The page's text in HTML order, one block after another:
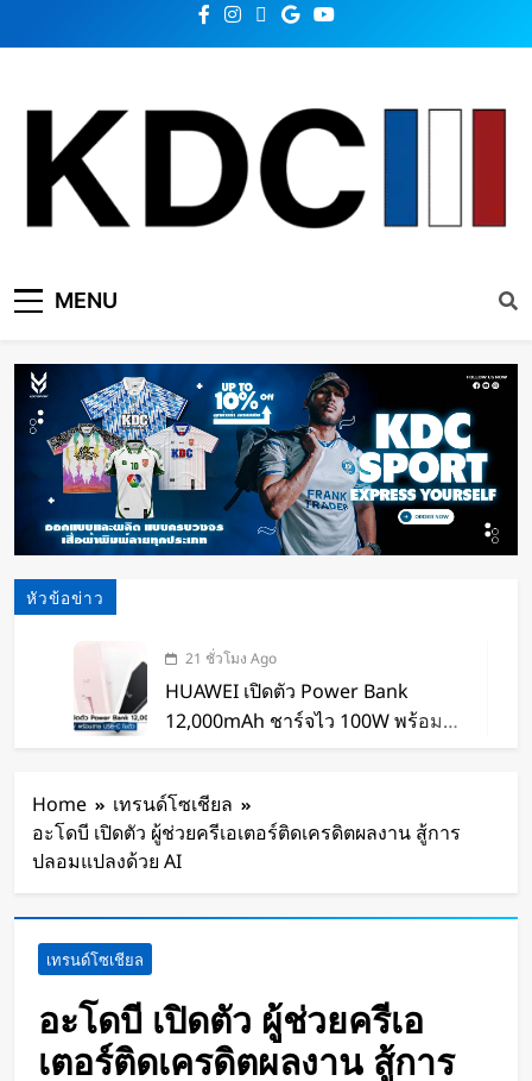
KDC SOLUTION | เคดีซี
โซลูชั่น
MENU
หัวข้อข่าว
21 ชั่วโมง Ago
HUAWEI เปิดตัว Power Bank
12,000mAh ชาร์จไว 100W พร้อม
จากโชว์เทคโนโลยีสู่การทำงานจริง
Center ลอยน้ำ ใช้พลังงานจากคลื่น
โมงค์ไฮบริด เจาะ-ระเบิดหิน เครื่อง
แรกของโลก
24 ชั่วโมง Ago
Google DeepMind เปิดตัว Weather
Home
เทรนด์โซเชียล
อะโดบี เปิดตัว ผู้ช่วยครีเอเตอร์ติดเครดิตผลงาน สู้การ
ปลอมแปลงด้วย AI
เทรนด์โซเชียล
อะโดบี เปิดตัว ผู้ช่วยครีเอ
เตอร์ติดเครดิตผลงาน สู้การ